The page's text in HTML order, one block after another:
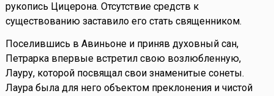
рукопись Цицерона. Отсутствие средств к
существованию заставило его стать священником.
Поселившись в Авиньоне и приняв духовный сан,
Петрарка впервые встретил свою возлюбленную,
Лауру, которой посвящал свои знаменитые сонеты.
Лаура была для него объектом преклонения и чистой